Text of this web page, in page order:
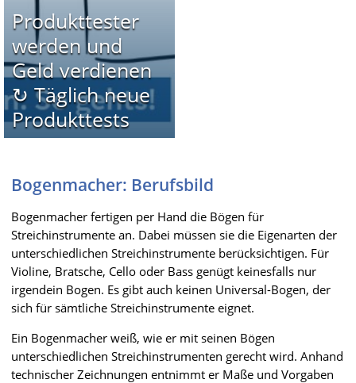
Produkttester
werden und
Geld verdienen
↻ Täglich neue
Produkttests
Bogenmacher: Berufsbild
Bogenmacher fertigen per Hand die Bögen für
Streichinstrumente an. Dabei müssen sie die Eigenarten der
unterschiedlichen Streichinstrumente berücksichtigen. Für
Violine, Bratsche, Cello oder Bass genügt keinesfalls nur
irgendein Bogen. Es gibt auch keinen Universal-Bogen, der
sich für sämtliche Streichinstrumente eignet.
Ein Bogenmacher weiß, wie er mit seinen Bögen
unterschiedlichen Streichinstrumenten gerecht wird. Anhand
technischer Zeichnungen entnimmt er Maße und Vorgaben